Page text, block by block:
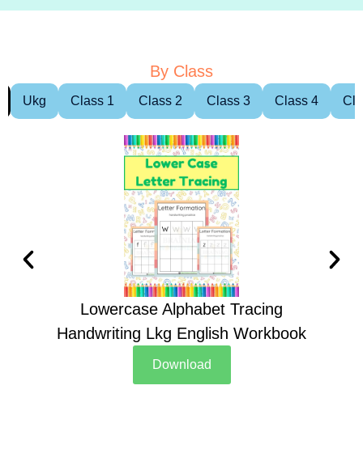
By Class
Ukg Class 1 Class 2 Class 3 Class 4
Lowercase Alphabet Tracing
Handwriting Lkg English Workbook
Download